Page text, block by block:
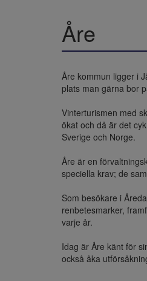
Åre
Åre kommun ligger i
plats man gärna bor
Vinterturismen med
ökat och då är det
Sverige och Norge.
Åre är en
speciella krav; de
Som besökare i
renbetesmarker,
varje år.
Idag är Åre känt för
också åka